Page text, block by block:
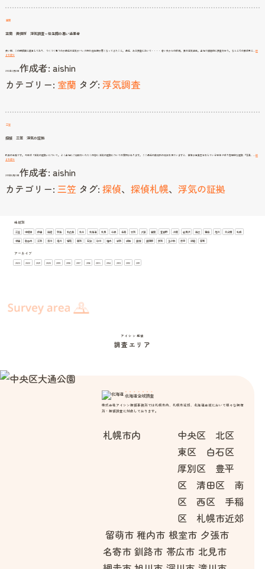
の・・・
室蘭
室蘭 興信所 浮気調査～往生際の悪い当事者
長い間、この探偵業に従事しており、 つくづく思うのが最近の浮気がバレタ時の 往生際が悪くなってきたこと。 最近、ある調査において・・・・ 若い夫からの依頼。 妻の浮気疑惑。 当社で徹底的に調査を行う。 なんとその妻は男と…続
きを読む室
所
調
悪
2012年3月12日作成者: aishin
カテゴリー: 室蘭 タグ: 浮気調査
三笠
探偵 三笠 浮気の証拠
代表の高橋です。 今日は「浮気の証拠」について。 よく当社にご相談をいただく内容に 浮気の証拠についての質問があります。 ここ最近の裁判所の判決を見ていますと、 被告が事実否定をしている場合 やはり客観的な証拠 『写真、… 続
きを読む探
浮
2011年8月23日作成者: aishin
カテゴリー: 三笠 タグ: 探偵、 探偵札幌、 浮気の証拠
地域別
三笠 中標津 伊達 函館 別海 北広島 北斗 北海道 北見 千歳 名寄 士別 夕張 室蘭 富良野 小樽 岩見沢 帯広 恵庭 旭川 未分類 札幌
根室 歌志内 江別 深川 滝川 留萌 登別 石狩 砂川 稚内 紋別 網走 美唄 美瑛町 芦別 苫小牧 赤平 釧路 音更
アーカイブ
2023 2022 2021 2020 2019 2018 2017 2016 2015 2014 2013 2012 2011
アイシン探偵
調査エリア
北海道全域調査
株式会社アイシン探偵事務所では札幌市内、札幌市近郊、北海道全域において様々な興信
所・探偵調査に対応しております。
札幌市内
中央区 北区
東区 白石区
厚別区 豊平
区 清田区 南
区 西区 手稲
区 札幌市近郊
留萌市 稚内市 根室市 夕張市
名寄市 釧路市 帯広市 北見市